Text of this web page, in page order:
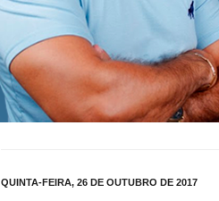
QUINTA-FEIRA, 26 DE OUTUBRO DE 2017